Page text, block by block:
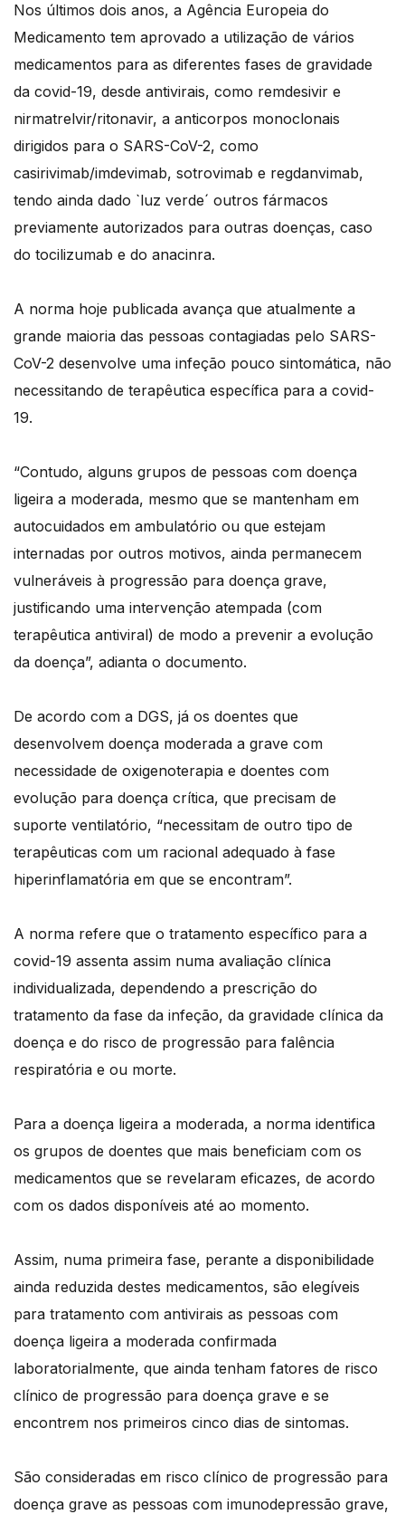
Nos últimos dois anos, a Agência Europeia do
Medicamento tem aprovado a utilização de vários
medicamentos para as diferentes fases de gravidade
da covid-19, desde antivirais, como remdesivir e
nirmatrelvir/ritonavir, a anticorpos monoclonais
dirigidos para o SARS-CoV-2, como
casirivimab/imdevimab, sotrovimab e regdanvimab,
tendo ainda dado `luz verde´ outros fármacos
previamente autorizados para outras doenças, caso
do tocilizumab e do anacinra.
A norma hoje publicada avança que atualmente a
grande maioria das pessoas contagiadas pelo SARS-
CoV-2 desenvolve uma infeção pouco sintomática, não
necessitando de terapêutica específica para a covid-
19.
“Contudo, alguns grupos de pessoas com doença
ligeira a moderada, mesmo que se mantenham em
autocuidados em ambulatório ou que estejam
internadas por outros motivos, ainda permanecem
vulneráveis à progressão para doença grave,
justificando uma intervenção atempada (com
terapêutica antiviral) de modo a prevenir a evolução
da doença”, adianta o documento.
De acordo com a DGS, já os doentes que
desenvolvem doença moderada a grave com
necessidade de oxigenoterapia e doentes com
evolução para doença crítica, que precisam de
suporte ventilatório, “necessitam de outro tipo de
terapêuticas com um racional adequado à fase
hiperinflamatória em que se encontram”.
A norma refere que o tratamento específico para a
covid-19 assenta assim numa avaliação clínica
individualizada, dependendo a prescrição do
tratamento da fase da infeção, da gravidade clínica da
doença e do risco de progressão para falência
respiratória e ou morte.
Para a doença ligeira a moderada, a norma identifica
os grupos de doentes que mais beneficiam com os
medicamentos que se revelaram eficazes, de acordo
com os dados disponíveis até ao momento.
Assim, numa primeira fase, perante a disponibilidade
ainda reduzida destes medicamentos, são elegíveis
para tratamento com antivirais as pessoas com
doença ligeira a moderada confirmada
laboratorialmente, que ainda tenham fatores de risco
clínico de progressão para doença grave e se
encontrem nos primeiros cinco dias de sintomas.
São consideradas em risco clínico de progressão para
doença grave as pessoas com imunodepressão grave,